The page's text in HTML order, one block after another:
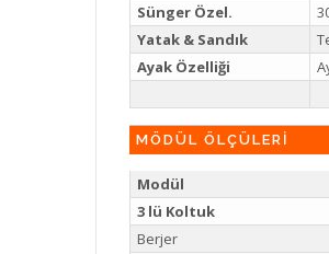
Sünger Özel.
Yatak & Sandık
Ayak Özelliği
MÖDÜL ÖLÇÜLERİ
Modül
3 lü Koltuk
Berjer